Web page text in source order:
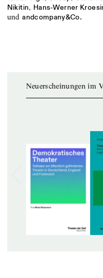
Nikitin, Hans-Werner
und andcompany&Co.
Neuerscheinungen im